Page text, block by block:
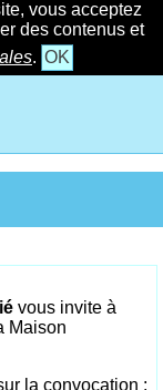
vous acceptez
des contenus et
. OK
vous invite à
Maison
la convocation :